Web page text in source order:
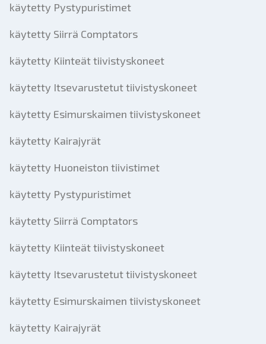
käytetty Pystypuristimet
käytetty Siirrä Comptators
käytetty Kiinteät tiivistyskoneet
käytetty Itsevarustetut tiivistyskoneet
käytetty Esimurskaimen tiivistyskoneet
käytetty Kairajyrät
käytetty Huoneiston tiivistimet
käytetty Pystypuristimet
käytetty Siirrä Comptators
käytetty Kiinteät tiivistyskoneet
käytetty Itsevarustetut tiivistyskoneet
käytetty Esimurskaimen tiivistyskoneet
käytetty Kairajyrät